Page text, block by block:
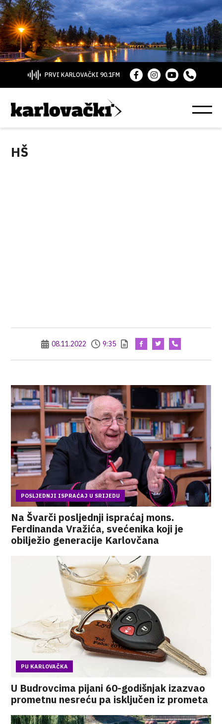
PRVI KARLOVAČKI 90.1FM
HŠ
08.11.2022 9:35
POSLJEDNJI ISPRAĆAJ U SRIJEDU
Na Švarči posljednji ispraćaj mons.
Ferdinanda Vražića, svećenika koji je
obilježio generacije Karlovčana
PU KARLOVAČKA
U Budrovcima pijani 60-godišnjak izazvao
prometnu nesreću pa isključen iz prometa